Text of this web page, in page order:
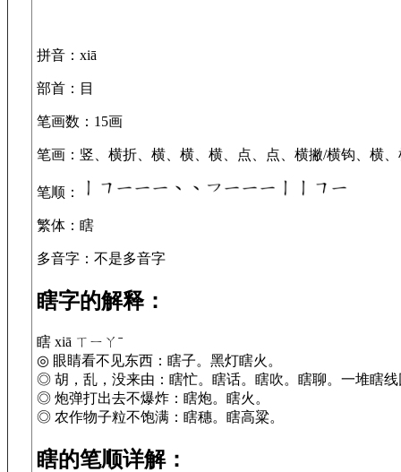
拼音 ：xiā
部首 ：目
笔画数 ：15画
笔画 ：竖、横折、横、横、横、点、点、横撇/横钩、横
笔顺 ：
繁体 ：瞎
多音字 ：不是多音字
瞎字的解释：
瞎 xiā ㄒㄧㄚˉ
◎ 眼睛看不见东西：瞎子。黑灯瞎火。
◎ 胡，乱，没来由：瞎忙。瞎话。瞎吹。瞎聊。一堆瞎线
◎ 炮弹打出去不爆炸：瞎炮。瞎火。
◎ 农作物子粒不饱满：瞎穗。瞎高粱。
瞎的笔顺详解：